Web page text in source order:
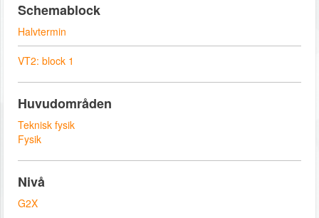
Schemablock
Halvtermin
VT2: block 1
Huvudområden
Teknisk fysik
Fysik
Nivå
G2X